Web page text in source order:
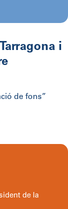
i
de fons”
de la